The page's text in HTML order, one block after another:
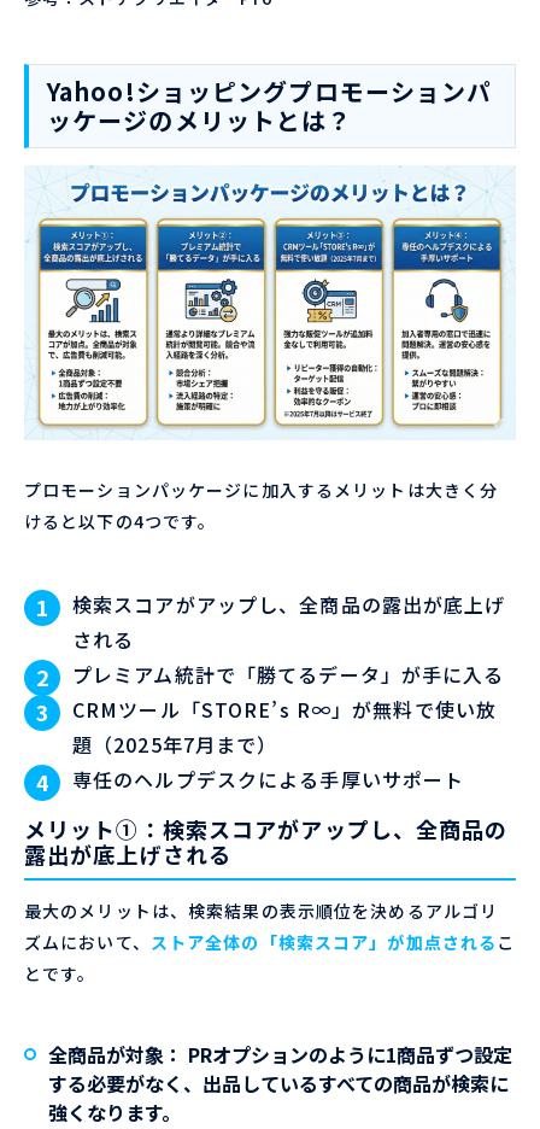
Yahoo!ショッピングプロモーションパ
ッケージのメリットとは？
プロモーションパッケージに加入するメリットは大きく分
けると以下の4つです。
検索スコアがアップし、全商品の露出が底上げ
される
プレミアム統計で「勝てるデータ」が手に入る
CRMツール「STORE’s R∞」が無料で使い放
題（2025年7月まで）
専任のヘルプデスクによる手厚いサポート
メリット①：検索スコアがアップし、全商品の
露出が底上げされる
最大のメリットは、検索結果の表示順位を決めるアルゴリ
ズムにおいて、 ストア全体の「検索スコア」が加点される こ
とです。
全商品が対象： PRオプションのように1商品ずつ設定
する必要がなく、出品しているすべての商品が検索に
強くなります。